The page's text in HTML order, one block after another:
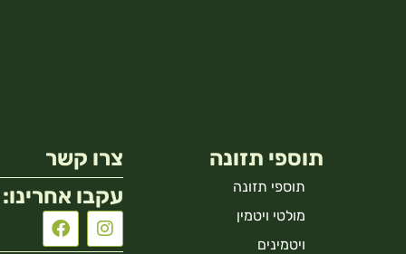
תוספי תזונה
תוספי תזונה
מולטי ויטמין
ויטמינים
צרו קשר
עקבו אחרינו: